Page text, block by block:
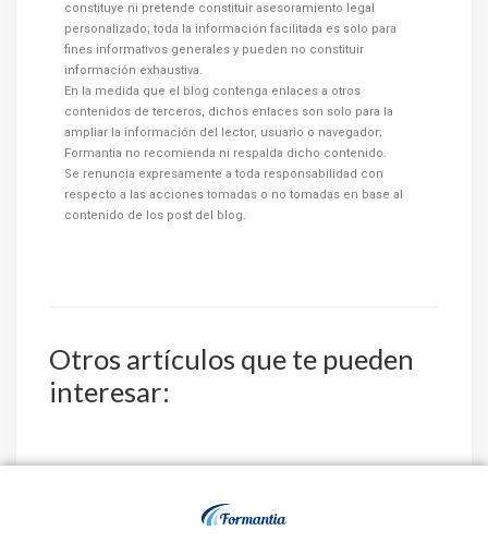
constituye ni pretende constituir asesoramiento legal
personalizado; toda la información facilitada es solo para
fines informativos generales y pueden no constituir
información exhaustiva.
En la medida que el blog contenga enlaces a otros
contenidos de terceros, dichos enlaces son solo para la
ampliar la información del lector, usuario o navegador;
Formantia no recomienda ni respalda dicho contenido.
Se renuncia expresamente a toda responsabilidad con
respecto a las acciones tomadas o no tomadas en base al
contenido de los post del blog.
Otros artículos que te pueden
interesar:
de Salud publica la
relación de aspiran...
de Gestión Sanitaria
aprueba la relaci...